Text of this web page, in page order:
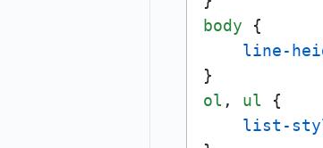
body {
line-
ol , ul {
list-